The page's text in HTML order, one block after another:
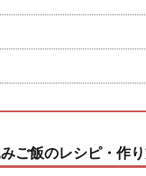
ご飯のレシピ・作